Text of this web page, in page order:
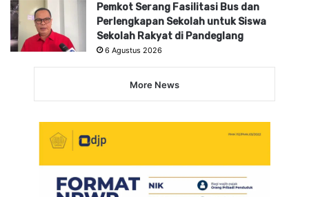
Pemkot Serang Fasilitasi Bus dan
Perlengkapan Sekolah untuk Siswa
Sekolah Rakyat di Pandeglang
6 Agustus 2026
More News